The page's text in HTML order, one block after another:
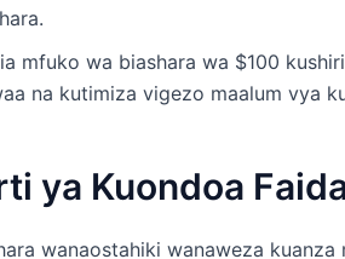
mfuko wa biashara wa $100
na kutimiza vigezo maalum vya
ya Kuondoa
wanaostahiki wanaweza